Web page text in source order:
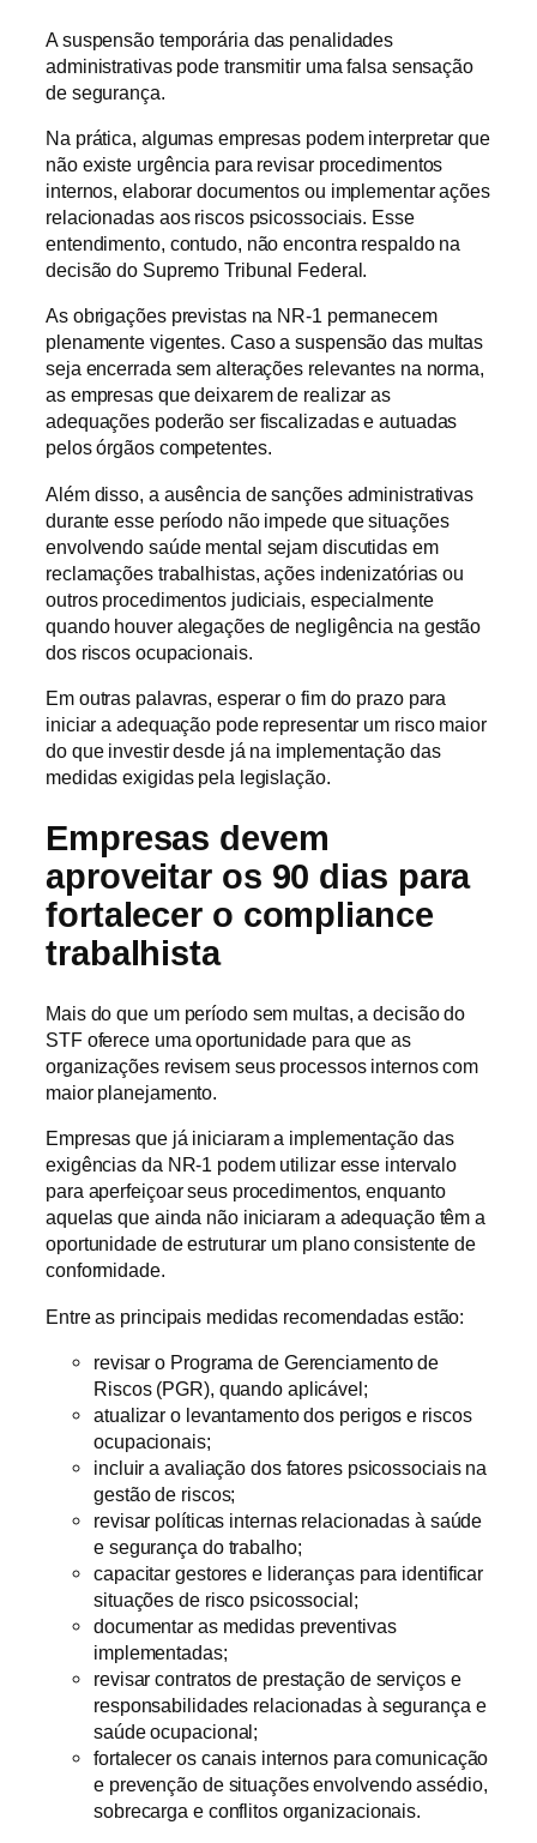
A suspensão temporária das penalidades
administrativas pode transmitir uma falsa sensação
de segurança.
Na prática, algumas empresas podem interpretar que
não existe urgência para revisar procedimentos
internos, elaborar documentos ou implementar ações
relacionadas aos riscos psicossociais. Esse
entendimento, contudo, não encontra respaldo na
decisão do Supremo Tribunal Federal.
As obrigações previstas na NR-1 permanecem
plenamente vigentes. Caso a suspensão das multas
seja encerrada sem alterações relevantes na norma,
as empresas que deixarem de realizar as
adequações poderão ser fiscalizadas e autuadas
pelos órgãos competentes.
Além disso, a ausência de sanções administrativas
durante esse período não impede que situações
envolvendo saúde mental sejam discutidas em
reclamações trabalhistas, ações indenizatórias ou
outros procedimentos judiciais, especialmente
quando houver alegações de negligência na gestão
dos riscos ocupacionais.
Em outras palavras, esperar o fim do prazo para
iniciar a adequação pode representar um risco maior
do que investir desde já na implementação das
medidas exigidas pela legislação.
Empresas devem
aproveitar os 90 dias para
fortalecer o compliance
trabalhista
Mais do que um período sem multas, a decisão do
STF oferece uma oportunidade para que as
organizações revisem seus processos internos com
maior planejamento.
Empresas que já iniciaram a implementação das
exigências da NR-1 podem utilizar esse intervalo
para aperfeiçoar seus procedimentos, enquanto
aquelas que ainda não iniciaram a adequação têm a
oportunidade de estruturar um plano consistente de
conformidade.
Entre as principais medidas recomendadas estão:
revisar o Programa de Gerenciamento de
Riscos (PGR), quando aplicável;
atualizar o levantamento dos perigos e riscos
ocupacionais;
incluir a avaliação dos fatores psicossociais na
gestão de riscos;
revisar políticas internas relacionadas à saúde
e segurança do trabalho;
capacitar gestores e lideranças para identificar
situações de risco psicossocial;
documentar as medidas preventivas
implementadas;
revisar contratos de prestação de serviços e
responsabilidades relacionadas à segurança e
saúde ocupacional;
fortalecer os canais internos para comunicação
e prevenção de situações envolvendo assédio,
sobrecarga e conflitos organizacionais.